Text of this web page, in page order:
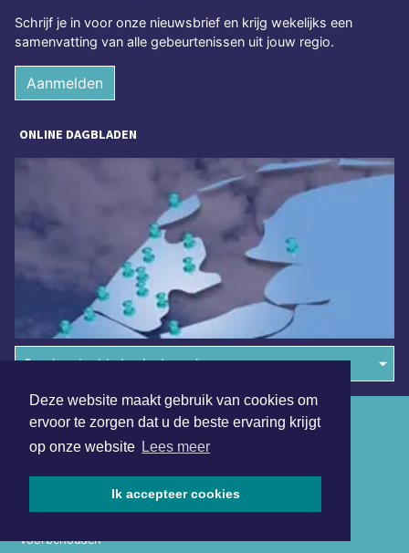
Deze website maakt gebruik van cookies om
ervoor te zorgen dat u de beste ervaring krijgt
op onze website Lees meer
Ik accepteer cookies
Schrijf je in voor onze nieuwsbrief en krijg wekelijks een
samenvatting van alle gebeurtenissen uit jouw regio.
Aanmelden
ONLINE DAGBLADEN
Overige dagbladen in de regio
voorbehouden
Algemene voorwaarden
Disclaimer